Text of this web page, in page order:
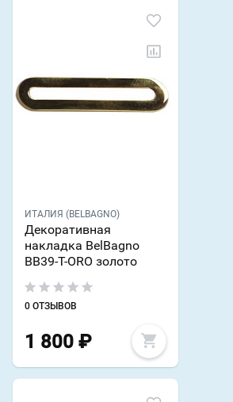
ИТАЛИЯ (BELBAGNO)
Декоративная
накладка BelBagno
BB39-T-ORO золото
0 ОТЗЫВОВ
1 800 ₽